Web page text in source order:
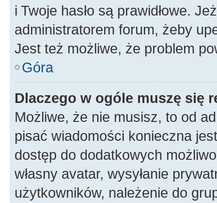
i Twoje hasło są prawidłowe.
administratorem forum, żeby
Jest też możliwe, że problem
Góra
Dlaczego w ogóle muszę się
Możliwe, że nie musisz, to od
pisać wiadomości konieczna
dostęp do dodatkowych
własny avatar, wysyłanie
użytkowników, należenie do